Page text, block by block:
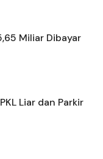
Miliar Dibayar
Liar dan Parkir